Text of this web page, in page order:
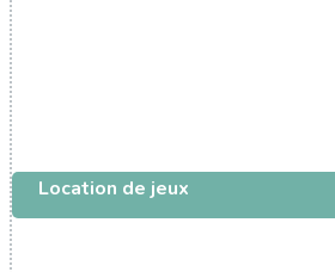
Location de jeux